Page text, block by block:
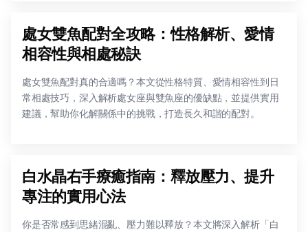
處女雙魚配對全攻略：性格解析、愛情
相容性與相處秘訣
處女雙魚配對真的合適嗎？本文從性格特質、愛情相容性到日
常相處技巧，深入解析處女座與雙魚座的優缺點，並提供實用
建議，幫助你化解關係中的挑戰，打造長久和諧的配對。
白水晶右手療癒指南：釋放壓力、提升
專注的實用心法
你是否常感到思緒混亂、壓力難以釋放？本文將深入解析「白